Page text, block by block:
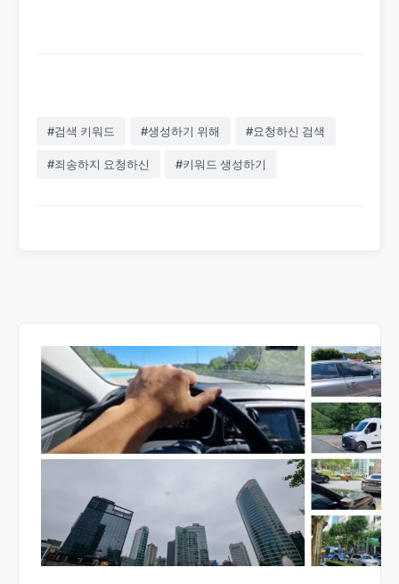
#검색 키워드 #생성하기 위해 #요청하신 검색
#죄송하지 요청하신 #키워드 생성하기